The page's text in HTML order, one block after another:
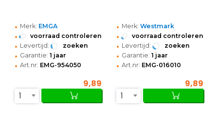
• Merk: EMGA
• voorraad controleren
• Levertijd: zoeken
• Garantie: 1 jaar
• Art.nr: EMG-954050
9,89
1
• Merk: Westmark
• voorraad controleren
• Levertijd: zoeken
• Garantie: 1 jaar
• Art.nr: EMG-016010
9,89
1